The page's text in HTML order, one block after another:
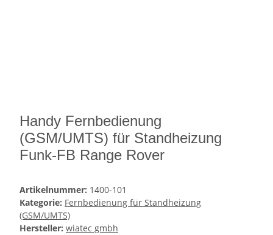
Handy Fernbedienung
(GSM/UMTS) für Standheizung
Funk-FB Range Rover
Artikelnummer: 1400-101
Kategorie: Fernbedienung für Standheizung
(GSM/UMTS)
Hersteller: wiatec gmbh